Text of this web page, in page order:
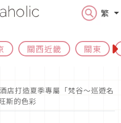
繁
關西近畿 關東
店打造夏季專屬「梵谷～巡遊名
斯的色彩